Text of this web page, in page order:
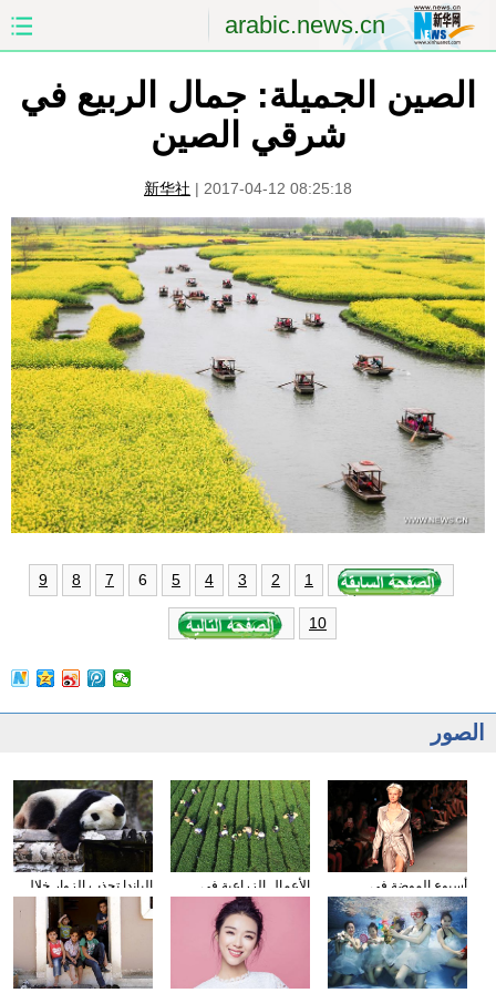
arabic.news.cn
الصفحة الأولى
الشرق الأوسط
الاقتصاد
العلوم والصحة الثقافة والتعليم
الرياضة السياحة والبيئة
مؤتمر صحفى للخارجية الصور
الصين الجميلة: جمال الربيع في
شرقي الصين
新华社 | 2017-04-12 08:25:18
1
2
3
4
5
6
7
8
9
10
الصور
الباندا تجذب الزوار خلال
عطلة العيد الوطني
الصيني
الأعمال الزراعية في
فصل الخريف
أسبوع الموضة في
نيويورك